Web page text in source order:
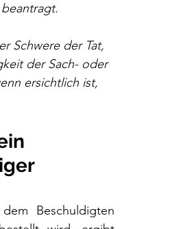
Schwere der Tat,
der Sach- oder
ersichtlich ist,
Beschuldigten